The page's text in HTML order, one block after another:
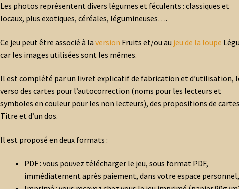
Les photos représentent divers légumes et féculents : classiques et
locaux, plus exotiques, céréales, légumineuses….
Ce jeu peut être associé à la version Fruits et/ou au jeu de la loupe
car les images utilisées sont les mêmes.
Il est complété par un livret explicatif de fabrication et d’utilisation,
verso des cartes pour l’autocorrection (noms pour les lecteurs et
symboles en couleur pour les non lecteurs), des propositions de cartes
Titre et d’un dos.
Il est proposé en deux formats :
PDF : vous pouvez télécharger le jeu, sous format PDF,
immédiatement après paiement, dans votre espace personnel,